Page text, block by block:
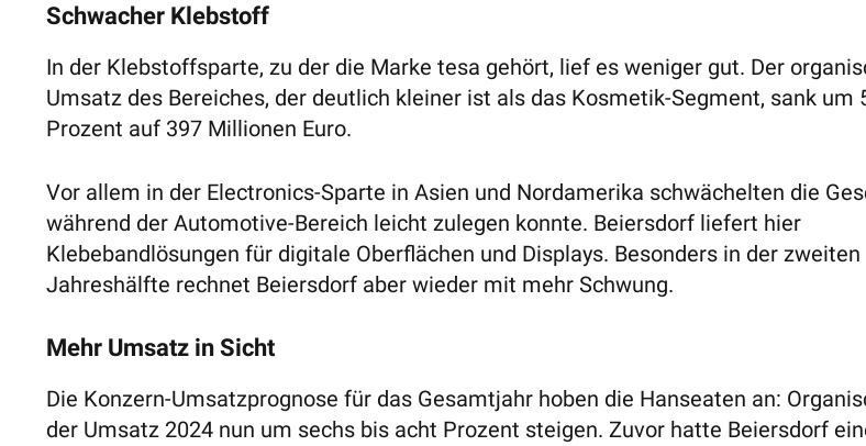
Schwacher Klebstoff
In der Klebstoffsparte, zu der die Marke tesa gehört, lief es weniger gut. Der
Umsatz des Bereiches, der deutlich kleiner ist als das Kosmetik-Segment, sank um
Prozent auf 397 Millionen Euro.
Vor allem in der Electronics-Sparte in Asien und Nordamerika schwächelten die
während der Automotive-Bereich leicht zulegen konnte. Beiersdorf liefert hier
Klebebandlösungen für digitale Oberflächen und Displays. Besonders in der zweiten
Jahreshälfte rechnet Beiersdorf aber wieder mit mehr Schwung.
Mehr Umsatz in Sicht
Die Konzern-Umsatzprognose für das Gesamtjahr hoben die Hanseaten an:
der Umsatz 2024 nun um sechs bis acht Prozent steigen. Zuvor hatte Beiersdorf